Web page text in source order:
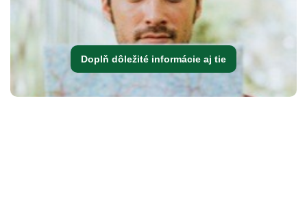
Doplň dôležité informácie aj tie